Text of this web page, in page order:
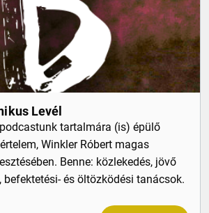
Levél
tartalmára (is) épülő
Winkler Róbert magas
Benne: közlekedés, jövő
és öltözködési tanácsok.